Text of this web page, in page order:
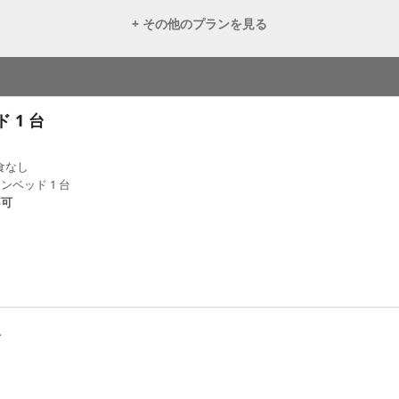
+ その他のプランを見る
1 台
なし
ベッド 1 台